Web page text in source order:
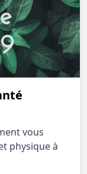
vous
physique à